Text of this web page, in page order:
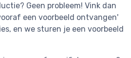
Geen probleem! Vink dan
een voorbeeld ontvangen'
en we sturen je een voorbeeld